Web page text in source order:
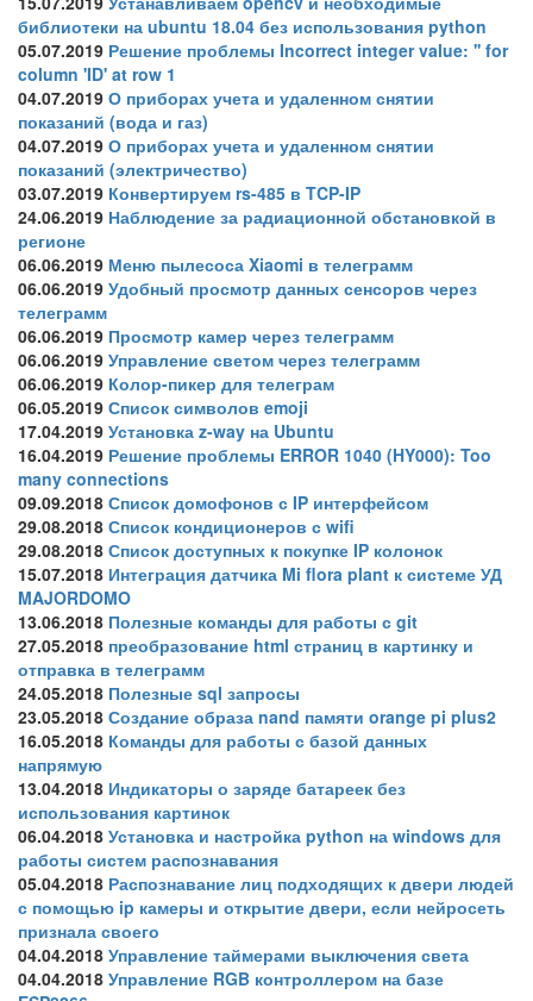
библиотеки на ubuntu 18.04 без использования python
05.07.2019 Решение проблемы Incorrect integer value: '' for
column 'ID' at row 1
04.07.2019 О приборах учета и удаленном снятии
показаний (вода и газ)
04.07.2019 О приборах учета и удаленном снятии
показаний (электричество)
03.07.2019 Конвертируем rs-485 в TCP-IP
24.06.2019 Наблюдение за радиационной обстановкой в
регионе
06.06.2019 Меню пылесоса Xiaomi в телеграмм
06.06.2019 Удобный просмотр данных сенсоров через
телеграмм
06.06.2019 Просмотр камер через телеграмм
06.06.2019 Управление светом через телеграмм
06.06.2019 Колор-пикер для телеграм
06.05.2019 Список символов emoji
17.04.2019 Установка z-way на Ubuntu
16.04.2019 Решение проблемы ERROR 1040 (HY000): Too
many connections
09.09.2018 Список домофонов с IP интерфейсом
29.08.2018 Список кондиционеров с wifi
29.08.2018 Список доступных к покупке IP колонок
15.07.2018 Интеграция датчика Mi flora plant к системе УД
MAJORDOMO
13.06.2018 Полезные команды для работы с git
27.05.2018 преобразование html страниц в картинку и
отправка в телеграмм
24.05.2018 Полезные sql запросы
23.05.2018 Создание образа nand памяти orange pi plus2
16.05.2018 Команды для работы с базой данных
напрямую
13.04.2018 Индикаторы о заряде батареек без
использования картинок
06.04.2018 Установка и настройка python на windows для
работы систем распознавания
05.04.2018 Распознавание лиц подходящих к двери людей
с помощью ip камеры и открытие двери, если нейросеть
признала своего
04.04.2018 Управление таймерами выключения света
04.04.2018 Управление RGB контроллером на базе